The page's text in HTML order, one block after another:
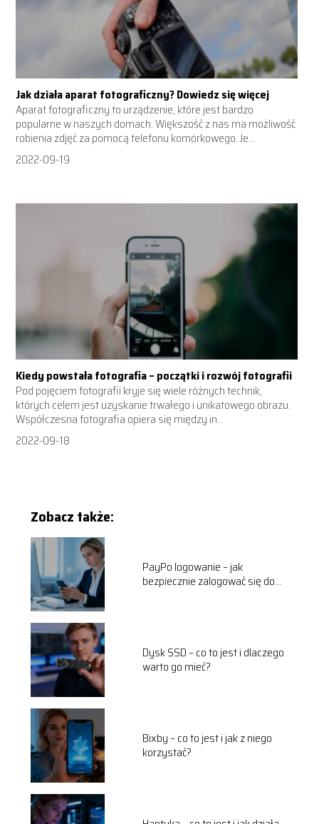
Jak działa aparat fotograficzny? Dowiedz się więcej
Aparat fotograficzny to urządzenie, które jest bardzo
popularne w naszych domach. Większość z nas ma możliwość
robienia zdjęć za pomocą telefonu komórkowego. Je...
2022-09-19
Kiedy powstała fotografia – początki i rozwój fotografii
Pod pojęciem fotografii kryje się wiele różnych technik,
których celem jest uzyskanie trwałego i unikatowego obrazu.
Współczesna fotografia opiera się między in...
2022-09-18
Zobacz także:
PayPo logowanie – jak
bezpiecznie zalogować się do
Dysk SSD – co to jest i dlaczego
warto go mieć?
Bixby – co to jest i jak z niego
korzystać?